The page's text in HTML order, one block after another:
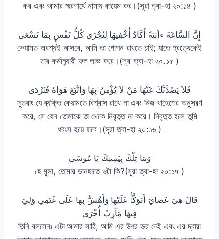
কর এবং আমার স্মরণার্থে নামায কায়েম কর।(সূরা ত্বা-হা ২০:১৪ )
إِنَّ السَّاعَةَ ءاَتِيَةٌ أَكَادُ أُخْفِيهَا لِتُجْزَى كُلُّ نَفْسٍ بِمَا تَسْعَى
কেয়ামত অবশ্যই আসবে, আমি তা গোপন রাখতে চাই; যাতে প্রত্যেকেই
তার কর্মানুযায়ী ফল লাভ করে।(সূরা ত্বা-হা ২০:১৫ )
فَلاَ يَصُدَّنَّكَ عَنْهَا مَنْ لاَ يُؤْمِنُ بِهَا وَاتَّبَعَ هَوَاهُ فَتَرْدَى
সুতরাং যে ব্যক্তি কেয়ামতে বিশ্বাস রাখে না এবং নিজ খাহেশের অনুসরণ
করে, সে যেন তোমাকে তা থেকে নিবৃত্ত না করে। নিবৃত্ত হলে তুমি
ধবংস হয়ে যাবে।(সূরা ত্বা-হা ২০:১৬ )
وَمَا تِلْكَ بِيَمِينِكَ يَا مُوسَى
হে মূসা, তোমার ডানহাতে ওটা কি?(সূরা ত্বা-হা ২০:১৭ )
قَالَ هِيَ عَصَايَ أَتَوَكَّأُ عَلَيْهَا وَأَهُشُّ بِهَا عَلَى غَنَمِي وَلِيَ
فِيهَا مَآرِبُ أُخْرَى
তিনি বললেনঃ এটা আমার লাঠি, আমি এর উপর ভর দেই এবং এর দ্বারা